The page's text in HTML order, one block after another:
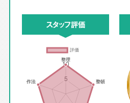
スタッフ評価